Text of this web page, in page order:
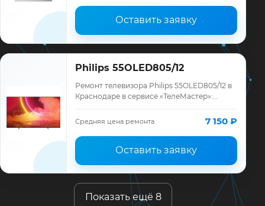
Оставить заявку
Philips 55OLED805/12
Ремонт телевизора Philips 55OLED805/12 в
Краснодаре в сервисе «ТелеМастер»:
ремонта, запчасти и гарантия до 12
месяце…
Средняя цена ремонта 7 150 ₽
Оставить заявку
Показать ещё 8